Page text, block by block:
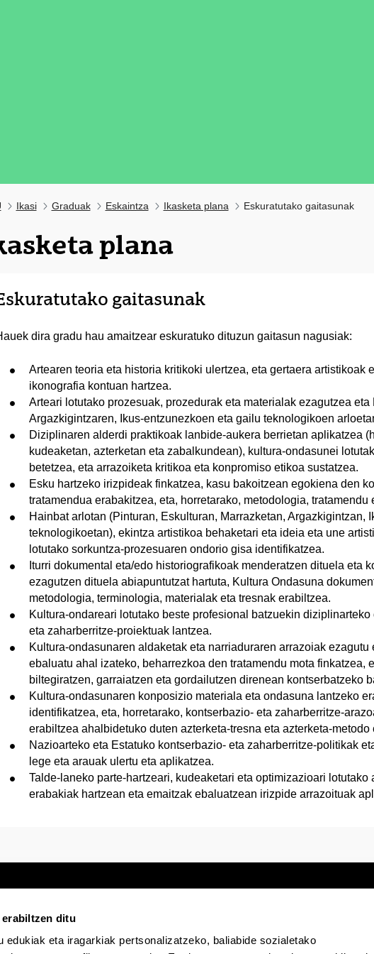
ditu
edukiak eta iragarkiak pertsonalizatzeko, baliabide sozialetako
azpiorriak
Ikasi Graduak Eskaintza Ikasketa plana Eskuratutako gaitasunak
plana
gaitasunak
dira gradu hau amaitzear eskuratuko dituzun gaitasun nagusiak:
Artearen teoria eta historia kritikoki ulertzea, eta gertaera artistikoak
ikonografia kontuan hartzea.
Arteari lotutako prozesuak, prozedurak eta materialak ezagutzea
Argazkigintzaren, Ikus-entzunezkoen eta gailu teknologikoen
Diziplinaren alderdi praktikoak lanbide-aukera berrietan aplikatzea
kudeaketan, azterketan eta zabalkundean), kultura-ondasunei
betetzea, eta arrazoiketa kritikoa eta konpromiso etikoa sustatzea.
Esku hartzeko irizpideak finkatzea, kasu bakoitzean egokiena den
tratamendua erabakitzea, eta, horretarako, metodologia,
Hainbat arlotan (Pinturan, Eskulturan, Marrazketan, Argazkigintzan,
teknologikoetan), ekintza artistikoa behaketari eta ideia eta une
lotutako sorkuntza-prozesuaren ondorio gisa identifikatzea.
Iturri dokumental eta/edo historiografikoak menderatzen dituela eta
ezagutzen dituela abiapuntutzat hartuta, Kultura Ondasuna
metodologia, terminologia, materialak eta tresnak erabiltzea.
Kultura-ondareari lotutako beste profesional batzuekin
eta zaharberritze-proiektuak lantzea.
Kultura-ondasunaren aldaketak eta narriaduraren arrazoiak
ebaluatu ahal izateko, beharrezkoa den tratamendu mota finkatzea,
biltegiratzen, garraiatzen eta gordailutzen direnean kontserbatzeko
Kultura-ondasunaren konposizio materiala eta ondasuna lantzeko
identifikatzea, eta, horretarako, kontserbazio- eta zaharberritze-
erabiltzea ahalbidetuko duten azterketa-tresna eta azterketa-metodo
Nazioarteko eta Estatuko kontserbazio- eta zaharberritze-politikak
lege eta arauak ulertu eta aplikatzea.
Talde-laneko parte-hartzeari, kudeaketari eta optimizazioari
erabakiak hartzean eta emaitzak ebaluatzean irizpide arrazoituak
Egoitza elektronikoa Irisgarritasuna Lege oharra